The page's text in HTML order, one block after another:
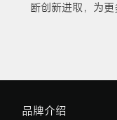
断创新进取，为更
品牌介绍